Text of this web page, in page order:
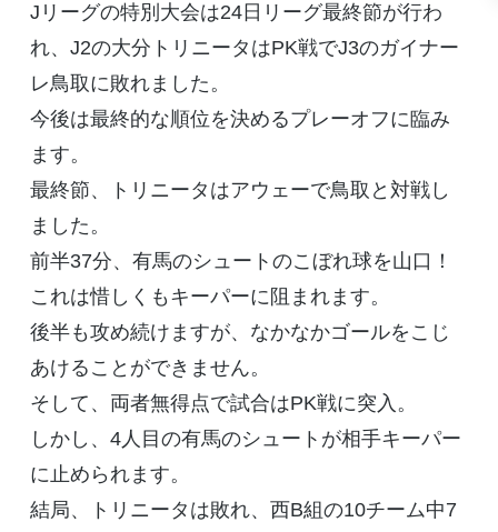
Jリーグの特別大会は24日リーグ最終節が行わ
れ、J2の大分トリニータはPK戦でJ3のガイナー
レ鳥取に敗れました。
今後は最終的な順位を決めるプレーオフに臨み
ます。
最終節、トリニータはアウェーで鳥取と対戦し
ました。
前半37分、有馬のシュートのこぼれ球を山口！
これは惜しくもキーパーに阻まれます。
後半も攻め続けますが、なかなかゴールをこじ
あけることができません。
そして、両者無得点で試合はPK戦に突入。
しかし、4人目の有馬のシュートが相手キーパー
に止められます。
結局、トリニータは敗れ、西B組の10チーム中7